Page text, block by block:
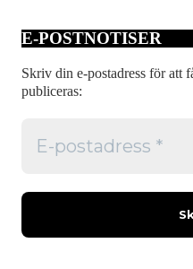
E-POSTNOTISER
Skriv din e-postadress för att
publiceras: